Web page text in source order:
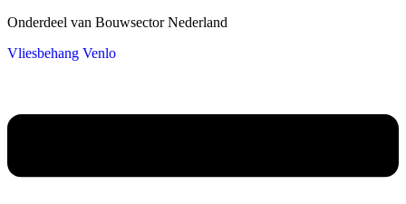
Onderdeel van Bouwsector Nederland
Vliesbehang Venlo